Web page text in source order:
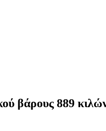
βάρους 889